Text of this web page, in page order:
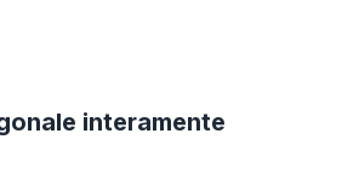
interamente